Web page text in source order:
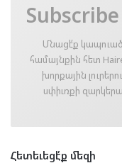
Մնացէ՛ք
համայնքին հետ
խորքային
սփիւռքի
Հետեւեցէ՛ք մեզի